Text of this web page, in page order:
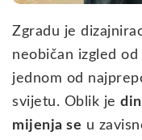
Zgradu je
neobičan izgled
jednom od
svijetu. Oblik je
mijenja se u